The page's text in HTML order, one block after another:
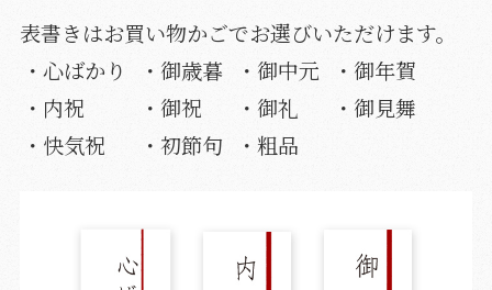
表書きはお買い物かごでお選びいただけます。
・心ばかり
・御歳暮 ・御中元
・御年賀
・内祝
・御祝 ・御礼
・御見舞
・快気祝
・初節句 ・粗品